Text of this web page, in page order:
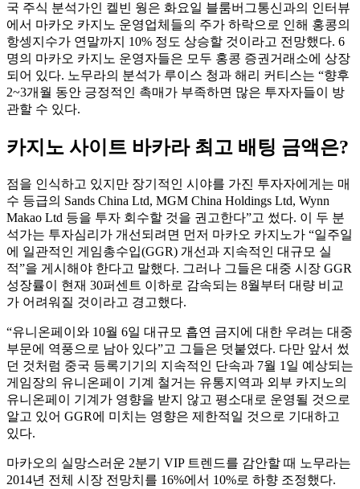
국 주식 분석가인 켈빈 웡은 화요일 블룸버그통신과의 인터뷰
에서 마카오 카지노 운영업체들의 주가 하락으로 인해 홍콩의
항셍지수가 연말까지 10% 정도 상승할 것이라고 전망했다. 6
명의 마카오 카지노 운영자들은 모두 홍콩 증권거래소에 상장
되어 있다. 노무라의 분석가 루이스 청과 해리 커티스는 “향후
2~3개월 동안 긍정적인 촉매가 부족하면 많은 투자자들이 방
관할 수 있다.
카지노 사이트 바카라 최고 배팅 금액은?
점을 인식하고 있지만 장기적인 시야를 가진 투자자에게는 매
수 등급의 Sands China Ltd, MGM China Holdings Ltd, Wynn
Makao Ltd 등을 투자 회수할 것을 권고한다”고 썼다. 이 두 분
석가는 투자심리가 개선되려면 먼저 마카오 카지노가 “일주일
에 일관적인 게임총수입(GGR) 개선과 지속적인 대규모 실
적”을 게시해야 한다고 말했다. 그러나 그들은 대중 시장 GGR
성장률이 현재 30퍼센트 이하로 감속되는 8월부터 대량 비교
가 어려워질 것이라고 경고했다.
“유니온페이와 10월 6일 대규모 흡연 금지에 대한 우려는 대중
부문에 역풍으로 남아 있다”고 그들은 덧붙였다. 다만 앞서 썼
던 것처럼 중국 등록기기의 지속적인 단속과 7월 1일 예상되는
게임장의 유니온페이 기계 철거는 유통지역과 외부 카지노의
유니온페이 기계가 영향을 받지 않고 평소대로 운영될 것으로
알고 있어 GGR에 미치는 영향은 제한적일 것으로 기대하고
있다.
마카오의 실망스러운 2분기 VIP 트렌드를 감안할 때 노무라는
2014년 전체 시장 전망치를 16%에서 10%로 하향 조정했다.